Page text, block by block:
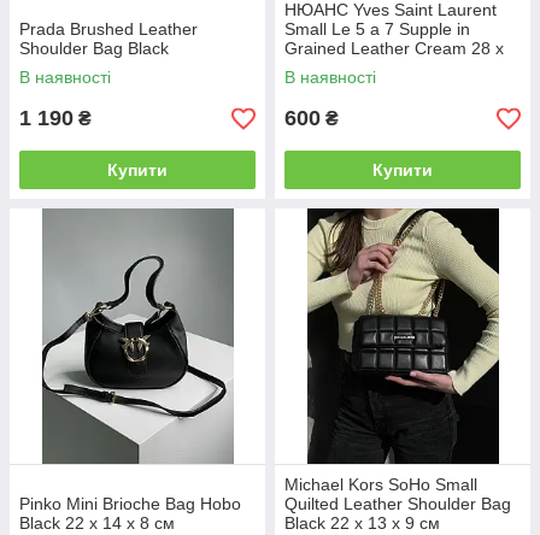
Prada Brushed Leather
Shoulder Bag Black
В наявності
1 190 ₴
Купити
НЮАНС Yves Saint Laurent
Small Le 5 a 7 Supple in
Grained Leather Cream 28 х
28 х 8 см
В наявності
600 ₴
Купити
Pinko Mini Brioche Bag Hobo
Black 22 x 14 x 8 см
Michael Kors SoHo Small
Quilted Leather Shoulder Bag
Black 22 х 13 х 9 см